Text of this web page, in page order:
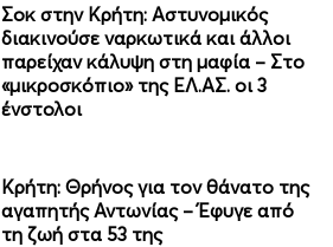
Σοκ στην Κρήτη: Αστυνομικός
διακινούσε ναρκωτικά και άλλοι
παρείχαν κάλυψη στη μαφία – Στο
«μικροσκόπιο» της ΕΛ.ΑΣ. οι 3
ένστολοι
Κρήτη: Θρήνος για τον θάνατο της
αγαπητής Αντωνίας – Έφυγε από
τη ζωή στα 53 της